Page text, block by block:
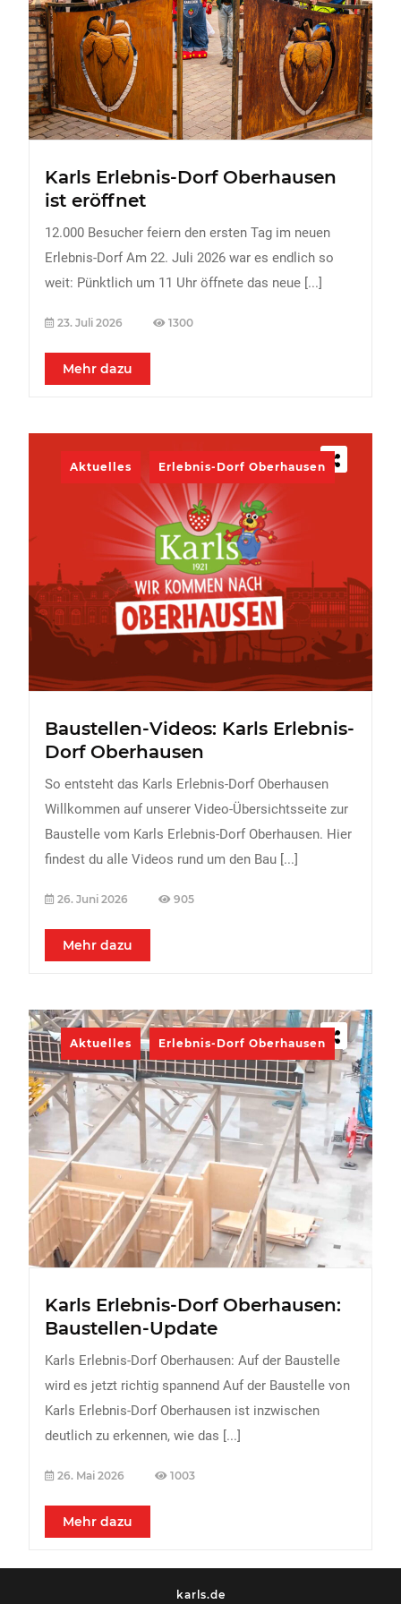
FREIZEIT
Veranstaltungen
Essen & Trinken
Sport
URLAUB
Karls Erlebnis-Dorf Oberhausen
ist eröffnet
12.000 Besucher feiern den ersten Tag im neuen
Erlebnis-Dorf Am 22. Juli 2026 war es endlich so
weit: Pünktlich um 11 Uhr öffnete das neue [...]
23. Juli 2026 1300
Mehr dazu
Aktuelles Erlebnis-Dorf Oberhausen
Baustellen-Videos: Karls Erlebnis-
Dorf Oberhausen
So entsteht das Karls Erlebnis-Dorf Oberhausen
Willkommen auf unserer Video-Übersichtsseite zur
Baustelle vom Karls Erlebnis-Dorf Oberhausen. Hier
findest du alle Videos rund um den Bau [...]
26. Juni 2026 905
Mehr dazu
Aktuelles Erlebnis-Dorf Oberhausen
Karls Erlebnis-Dorf Oberhausen:
Baustellen-Update
Karls Erlebnis-Dorf Oberhausen: Auf der Baustelle
wird es jetzt richtig spannend Auf der Baustelle von
Karls Erlebnis-Dorf Oberhausen ist inzwischen
deutlich zu erkennen, wie das [...]
26. Mai 2026 1003
Mehr dazu
karls.de